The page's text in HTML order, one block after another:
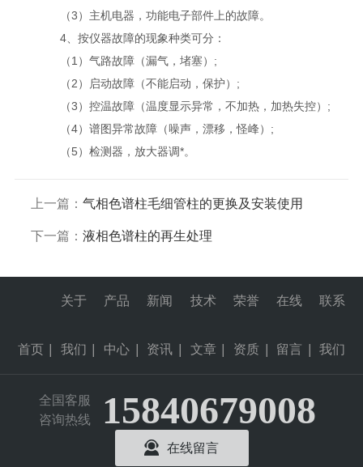
（3）主机电器，功能电子部件上的故障。
4、按仪器故障的现象种类可分：
（1）气路故障（漏气，堵塞）;
（2）启动故障（不能启动，保护）;
（3）控温故障（温度显示异常，不加热，加热失控）;
（4）谱图异常故障（噪声，漂移，怪峰）;
（5）检测器，放大器调*。
上一篇： 气相色谱柱毛细管柱的更换及安装使用
下一篇： 液相色谱柱的再生处理
首页
关于
我们
产品
中心
新闻
资讯
技术
文章
荣誉
资质
在线
留言
联系
我们
全国客服
咨询热线
15840679008
在线留言